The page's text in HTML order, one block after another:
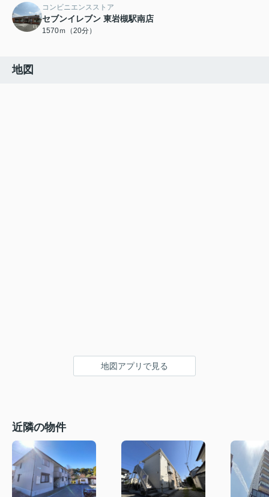
コンビニエンスストア
セブンイレブン 東岩槻駅南店
1570ｍ（20分）
地図
地図アプリで見る
近隣の物件